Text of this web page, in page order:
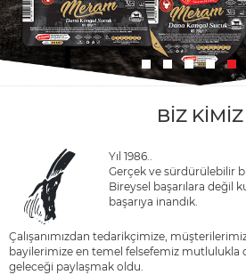
BİZ KİMİZ
Yıl 1986..
Gerçek ve sürdürülebilir
Bireysel başarılara değil
başarıya inandık.
Çalışanımızdan tedarikçimize,
bayilerimize en temel felsefemiz mutlulukla
geleceği paylaşmak oldu.